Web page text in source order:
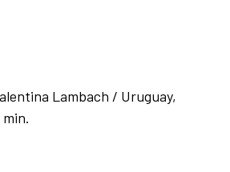
Lambach / Uruguay,
min.